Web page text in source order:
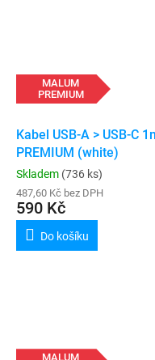
MALUM
PREMIUM
Kabel USB-A > USB-C
PREMIUM (white)
Skladem (736 ks)
487,60 Kč bez DPH
590 Kč
Do košíku
MALUM